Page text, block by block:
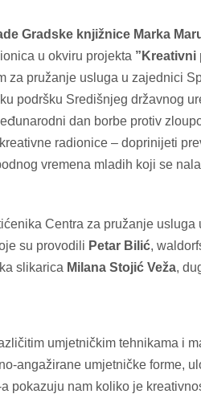
Gradske knjižnice Marka
u okviru projekta ”Kreativni
za pružanje usluga u zajednici
podršku Središnjeg državnog
dan borbe protiv
radionice – doprinijeti
vremena mladih koji se
Centra za pružanje
su provodili Petar Bilić,
slikarica Milana Stojić Veža,
umjetničkim tehnikama i
angažirane umjetničke forme,
pokazuju nam koliko je